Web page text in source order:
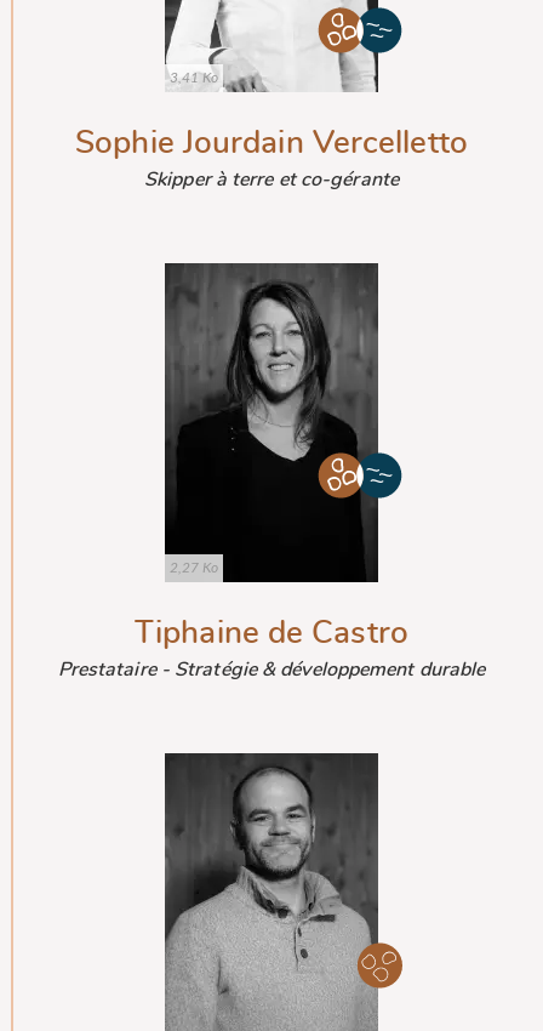
3,41 Ko
Sophie Jourdain Vercelletto
Skipper à terre et co-gérante
2,27 Ko
Tiphaine de Castro
Prestataire - Stratégie & développement durable